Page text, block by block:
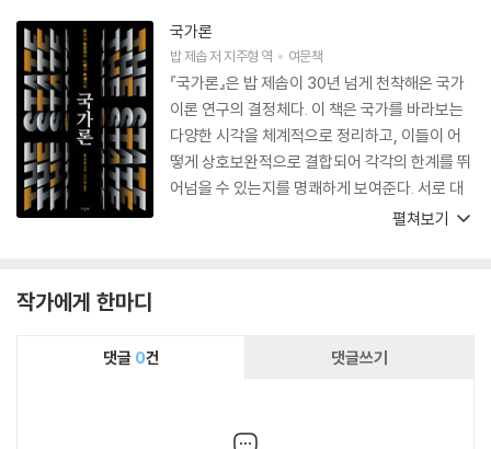
국가론
밥 제솝저 지주형 역 여문책
『국가론』은 밥 제솝이 30년 넘게 천착해온 국가
이론 연구의 결정체다. 이 책은 국가를 바라보는
다양한 시각을 체계적으로 정리하고, 이들이 어
떻게 상호보완적으로 결합되어 각각의 한계를 뛰
어넘을 수 있는지를 명쾌하게 보여준다. 서로 대
립된다고 여겨진 이론들을 특별하게 통합해낸 이
펼쳐보기
작가에게 한마디
댓글 0건 댓글쓰기